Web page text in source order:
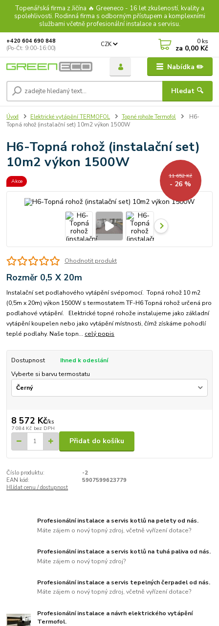
Topenářská firma z Jičína 🔥 Greeneco - 16 let zkušeností, kvality a
spolehlivosti. Rodinná firma s odborným přístupem a komplexními
službami včetně profesionální instalace a servisu.
Nabídka ✏️
CZK
Hledat 🔍
+420 604 690 848
(Po-Čt: 9:00-16:00)
0 ks
za 0,00 Kč
Úvod Elektrické vytápění TERMOFOL Topné rohože Termofol
H6-
Topná rohož (instalační set) 10m2 výkon 1500W
H6-Topná rohož (instalační set)
10m2 výkon 1500W
Akce
11 652 Kč
- 26 %
Ohodnotit produkt
Rozměr 0,5 X 20m
Instalační set podlahového vytápění svépomocí. Topná rohož 10 m2
(0,5m x 20m) výkon 1500W s termostatem TF-H6 Topná rohož určená pro
podlahové vytápění. Elektrické topné rohože instalujeme jako základní
vytápění koupelen nebo jako vytápění místnosti, čímž získáme pohodlí
teplé podlahy. Naše topn... celý popis
Dostupnost
Ihned k odeslání
Vyberte si barvu termostatu
8 572 Kč/ks
7 084 Kč bez DPH
Přidat do košíku
Číslo produktu:
-2
EAN kód:
5907599623779
Hlídat cenu / dostupnost
Profesionální instalace a servis kotlů na pelety od nás.
Máte zájem o nový topný zdroj, včetně vyřízení dotace?
Profesionální instalace a servis kotlů na tuhá paliva od nás.
Máte zájem o nový topný zdroj?
Profesionální instalace a servis tepelných čerpadel od nás.
Máte zájem o nový topný zdroj, včetně vyřízení dotace?
Profesionální instalace a návrh elektrického vytápění
Termofol.